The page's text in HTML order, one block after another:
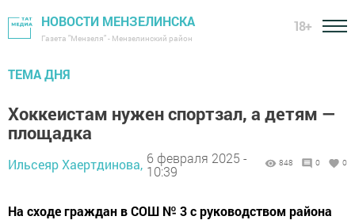
НОВОСТИ МЕНЗЕЛИНСКА
Газета "Мензеля" - Мензелинский район
18+
ТЕМА ДНЯ
Хоккеистам нужен спортзал, а детям —
площадка
Ильсеяр Хаертдинова, 6 февраля 2025 -
10:39
848 0 0
На сходе граждан в СОШ № 3 с руководством района